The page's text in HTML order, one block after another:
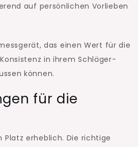
auf persönlichen Vorlieben
das einen Wert für die
in ihrem Schläger-
können.
für die
Platz erheblich. Die richtige